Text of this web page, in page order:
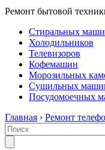
Ремонт бытовой
Стиральных
Холодильников
Телевизоров
Кофемашин
Морозильных
Сушильных
Посудомоечных
Главная › Ремонт